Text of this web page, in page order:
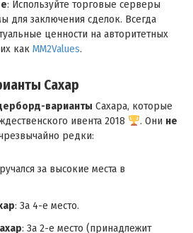
: Используйте торговые серверы
для заключения сделок. Всегда
ценности на авторитетных
как MM2Values.
Сахар
варианты Сахара, которые
ивента 2018
. Они не
редки:
за высокие места в
: За 4-е место.
: За 2-е место (принадлежит